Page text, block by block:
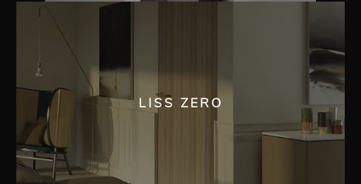
LISS ZERO